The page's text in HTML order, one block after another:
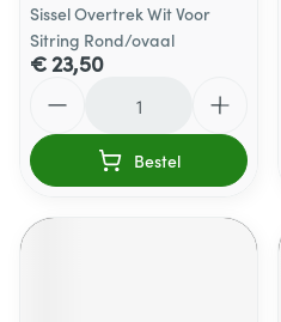
Sissel Overtrek Wit Voor
Sitring Rond/ovaal
€ 23,50
Bestel